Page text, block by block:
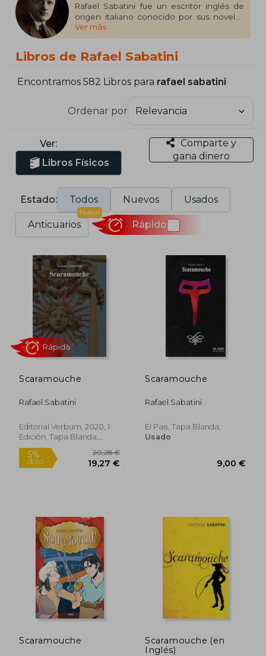
Rafael Sabatini fue un escritor inglés de
origen italiano conocido por sus novelas
de romance y de aventuras, entre las
cuales destacan El halcón del mar,
escribió treinta y una novelas, varios
Ver más
Libros de Rafael Sabatini
Encontramos 582 Libros para rafael sabatini
Ordenar por
Ver:
Libros Físicos
Comparte y
gana dinero
Estado: Todos Nuevos Usados
Anticuarios
Nuevo
Rápido
Scaramouche
Rafael Sabatini
Editorial Verbum, 2020, 1
Edición, Tapa Blanda,
Nuevo
5%
dcto. 19,27 €
Scaramouche
Rafael Sabatini
El Pais, Tapa Blanda,
Usado
Scaramouche
Scaramouche (en
Inglés)